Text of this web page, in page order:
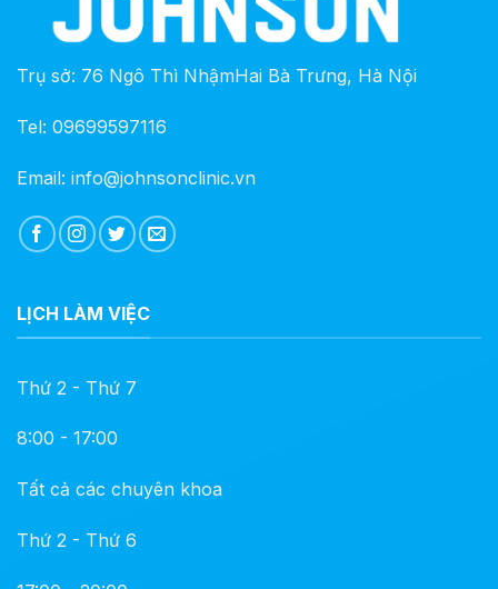
Trụ sở: 76 Ngô Thì NhậmHai Bà Trưng, Hà Nội
Tel: 09699597116
Email: info@johnsonclinic.vn
LỊCH LÀM VIỆC
Thứ 2 - Thứ 7
8:00 - 17:00
Tất cả các chuyên khoa
Thứ 2 - Thứ 6